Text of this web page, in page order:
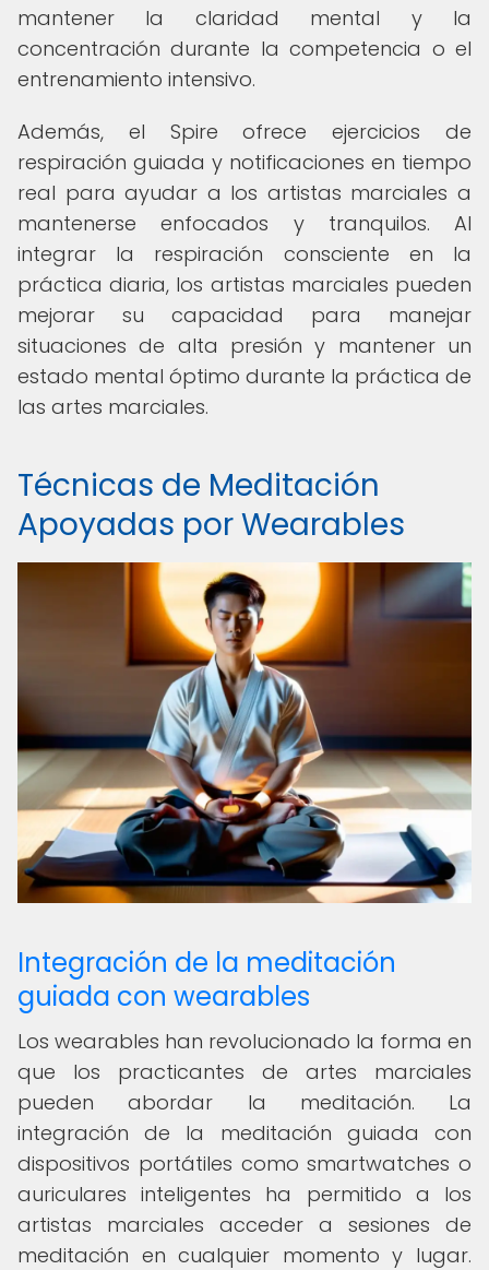
mantener la claridad mental y la
concentración durante la competencia o el
entrenamiento intensivo.
Además, el Spire ofrece ejercicios de
respiración guiada y notificaciones en tiempo
real para ayudar a los artistas marciales a
mantenerse enfocados y tranquilos. Al
integrar la respiración consciente en la
práctica diaria, los artistas marciales pueden
mejorar su capacidad para manejar
situaciones de alta presión y mantener un
estado mental óptimo durante la práctica de
las artes marciales.
Técnicas de Meditación
Apoyadas por Wearables
Integración de la meditación
guiada con wearables
Los wearables han revolucionado la forma en
que los practicantes de artes marciales
pueden abordar la meditación. La
integración de la meditación guiada con
dispositivos portátiles como smartwatches o
auriculares inteligentes ha permitido a los
artistas marciales acceder a sesiones de
meditación en cualquier momento y lugar.